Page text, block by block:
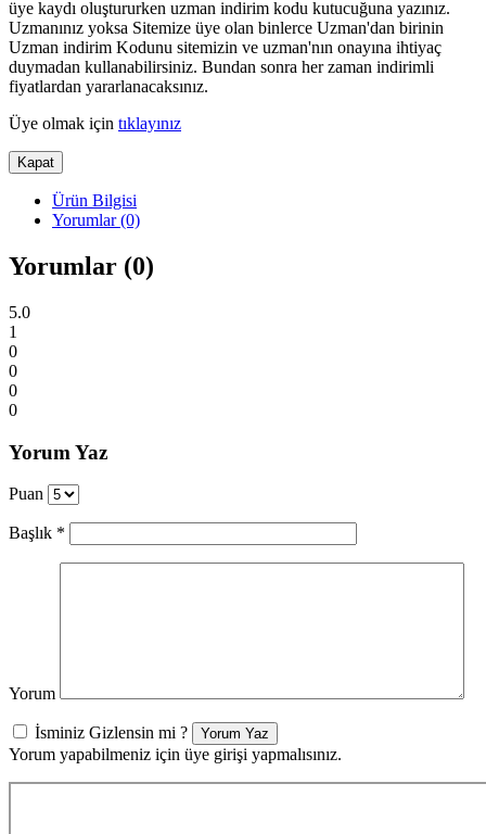
üye kaydı oluştururken uzman indirim kodu kutucuğuna yazınız.
Uzmanınız yoksa Sitemize üye olan binlerce Uzman'dan birinin
Uzman indirim Kodunu sitemizin ve uzman'nın onayına ihtiyaç
duymadan kullanabilirsiniz. Bundan sonra her zaman indirimli
fiyatlardan yararlanacaksınız.
Üye olmak için tıklayınız
Kapat
Ürün Bilgisi
Yorumlar (0)
Yorumlar (0)
5.0
1
0
0
0
0
Yorum Yaz
Puan
Başlık *
Yorum
İsminiz Gizlensin mi ? Yorum Yaz
Yorum yapabilmeniz için üye girişi yapmalısınız.